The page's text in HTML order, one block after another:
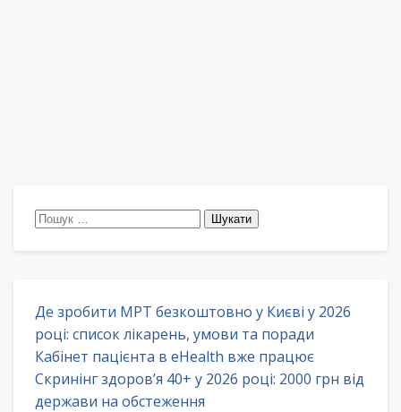
Пошук:
Де зробити МРТ безкоштовно у Києві у 2026
році: список лікарень, умови та поради
Кабінет пацієнта в eHealth вже працює
Скринінг здоров’я 40+ у 2026 році: 2000 грн від
держави на обстеження